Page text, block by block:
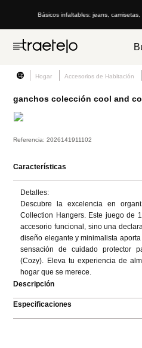
Básicos infaltables: jeans,
Hogar Accesorios de Habitación
ganchos colección cool and
Referencia:2026141911102
Características
Detalles:
Descubre la excelencia en
Collection Hangers. Este juego de
accesorio funcional, sino una
diseño elegante y minimalista
sensación de cuidado protector
(Cozy). Eleva tu experiencia de
hogar que se merece.
Descripción
Especificaciones